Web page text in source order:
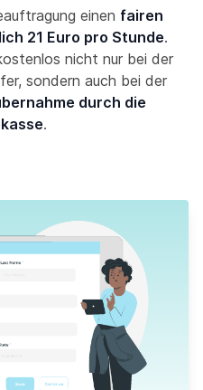
einen fairen
21 Euro pro Stunde.
nicht nur bei der
sondern auch bei der
durch die
.